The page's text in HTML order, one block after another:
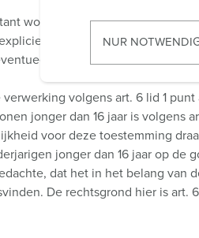
g
u
n
g
s
a
NUR
worden reglementair gewist
toestemming werd
een uittreksel ervan,
volgens art. 6 lid 1
jonger dan 16 jaar is volgens
voor deze toestemming
jonger dan 16 jaar op
dat het in het belang van
De rechtsgrond hier is art.